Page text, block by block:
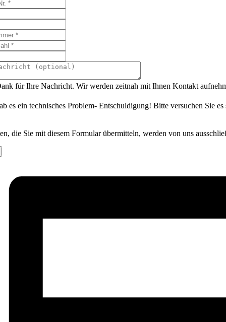
für Ihre Nachricht. Wir werden zeitnah mit Ihnen Kontakt
es ein technisches Problem- Entschuldigung! Bitte versuchen Sie
die Sie mit diesem Formular übermitteln, werden von uns